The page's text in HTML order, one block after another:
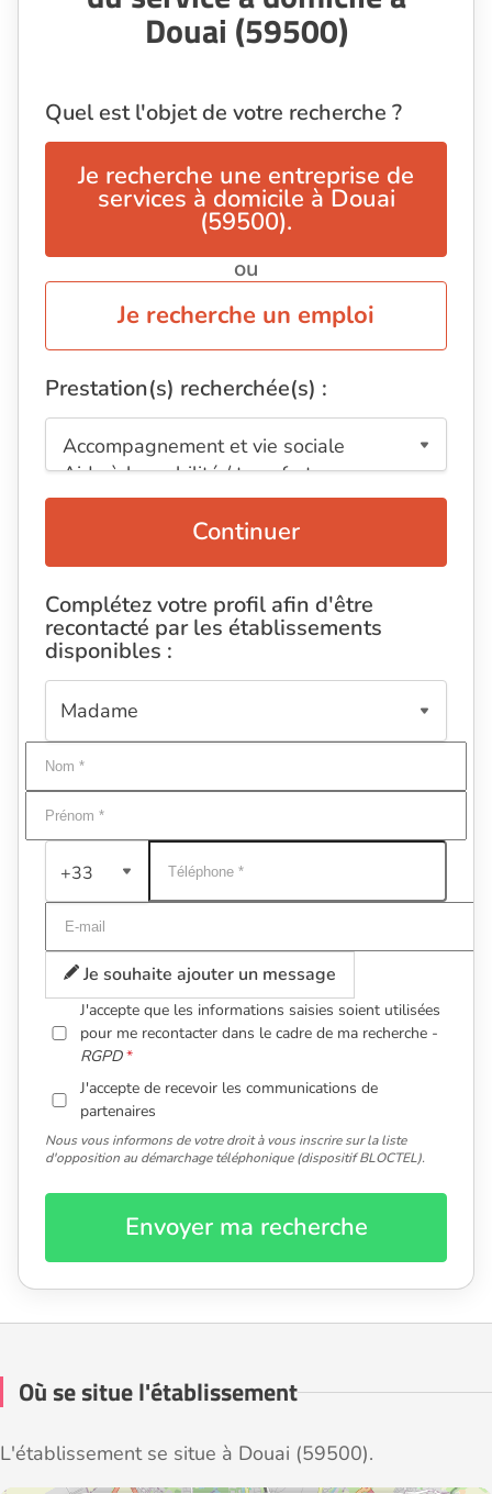
Douai (59500)
Quel est l'objet de votre recherche ?
Je recherche une entreprise de
services à domicile à Douai
(59500).
ou
Je recherche un emploi
Prestation(s) recherchée(s) :
Continuer
Complétez votre profil afin d'être
recontacté par les établissements
disponibles :
+33
Je souhaite ajouter un message
J'accepte que les informations saisies soient utilisées
pour me recontacter dans le cadre de ma recherche -
RGPD
J'accepte de recevoir les communications de
partenaires
Nous vous informons de votre droit à vous inscrire sur la liste
d'opposition au démarchage téléphonique (dispositif BLOCTEL).
Envoyer ma recherche
Où se situe l'établissement
L'établissement se situe à Douai (59500).